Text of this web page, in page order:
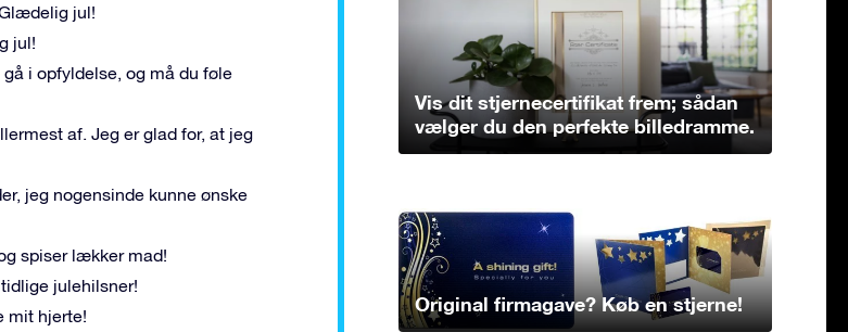
jul!
jul!
i opfyldelse, og må du føle
af. Jeg er glad for, at jeg
jeg nogensinde kunne ønske
spiser lækker mad!
julehilsner!
mit hjerte!
Vis dit stjernecertifikat frem; sådan
vælger du den perfekte billedramme.
Original firmagave? Køb en stjerne!